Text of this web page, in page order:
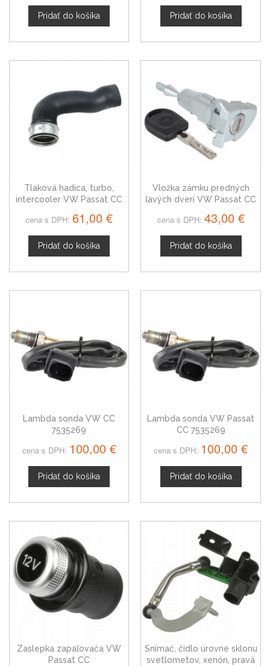
Pridať do košíka Pridať do košíka
Tlaková hadica, turbo,
intercooler VW Passat CC
cena s DPH: 61,00 €
Pridať do košíka
Vložka zámku predných
ľavých dverí VW Passat CC
cena s DPH: 43,00 €
Pridať do košíka
Lambda sonda VW CC
7535269
cena s DPH: 100,00 €
Pridať do košíka
Lambda sonda VW Passat
CC 7535269
cena s DPH: 100,00 €
Pridať do košíka
Zaslepka zapaľovača VW
Passat CC
Snímač, čidlo úrovne sklonu
svetlometov, xenón, pravá